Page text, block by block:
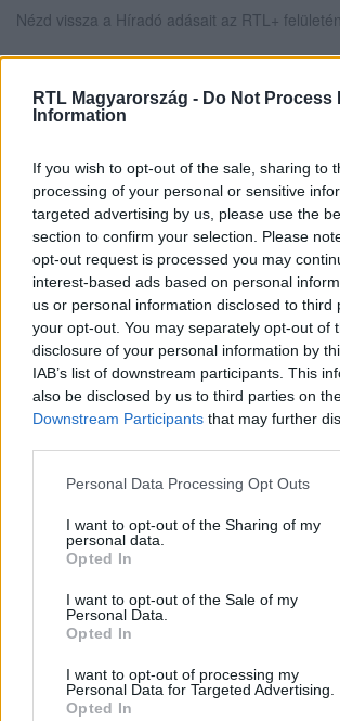
RTL Magyarország - Do Not Process
Information
If you wish to opt-out of the sale, sharing to
processing of your personal or sensitive
targeted advertising by us, please use the
section to confirm your selection. Please
opt-out request is processed you may
interest-based ads based on personal
us or personal information disclosed to third
your opt-out. You may separately opt-out of
disclosure of your personal information by
IAB’s list of downstream participants. This
also be disclosed by us to third parties on
Downstream Participants that may further
Please note that this website/app uses one
not limited to your visit or usage behaviour.
grant or deny consent to Google and its
use your data for below specified purposes
consent section.
Personal Data Processing Opt Outs
I want to opt-out of the Sharing of my
personal data.
Opted In
I want to opt-out of the Sale of my
Personal Data.
Opted In
I want to opt-out of processing my
Personal Data for Targeted Advertising.
Opted In
Nézd vissza a Híradó adásait az RTL+ felületén!
Itt állítsd be, hogy az RTL.hu az
Kövess minket, és értesülj a friss
OROSZ-UKRÁN HÁBORÚ # KRÍMI HÍD